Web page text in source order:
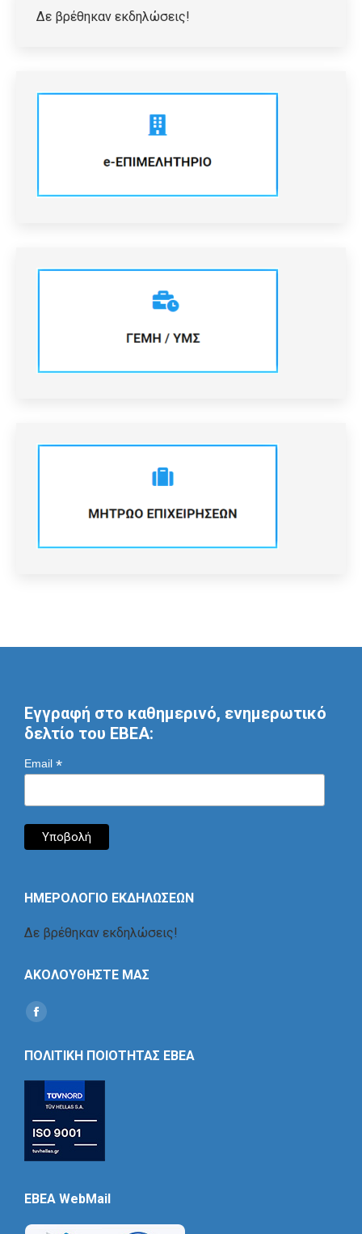
Δε βρέθηκαν εκδηλώσεις!
Εγγραφή στο καθημερινό, ενημερωτικό
δελτίο του ΕΒΕΑ:
Email *
ΗΜΕΡΟΛΟΓΙΟ ΕΚΔΗΛΩΣΕΩΝ
Δε βρέθηκαν εκδηλώσεις!
ΑΚΟΛΟΥΘΗΣΤΕ ΜΑΣ
Find us on:
Social
ΠΟΛΙΤΙΚΗ ΠΟΙΟΤΗΤΑΣ ΕΒΕΑ
EBEA WebMail